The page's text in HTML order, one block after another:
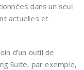
dans un seul
actuelles et
d’un outil de
Suite, par exemple,